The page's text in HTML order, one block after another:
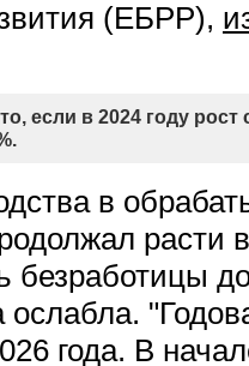
(ЕБРР),
если в 2024 году рост
в
расти
безработицы
года. В